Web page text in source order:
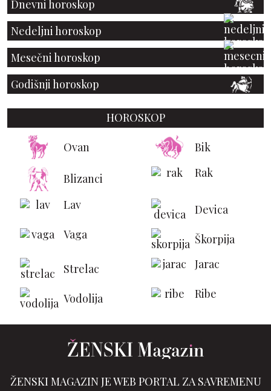
Dnevni horoskop
Nedeljni horoskop
Mesečni horoskop
Godišnji horoskop
HOROSKOP
Ovan Bik
Blizanci Rak
Lav
Devica
Vaga
Škorpija
Strelac Jarac
Vodolija Ribe
ŽENSKI MAGAZIN JE WEB PORTAL ZA SAVREMENU